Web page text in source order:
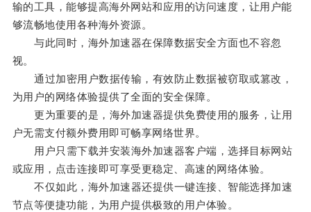
输的工具，能够提高海外网站和应用的访问速度，让用户能
够流畅地使用各种海外资源。
与此同时，海外加速器在保障数据安全方面也不容忽
视。
通过加密用户数据传输，有效防止数据被窃取或篡改，
为用户的网络体验提供了全面的安全保障。
更为重要的是，海外加速器提供免费使用的服务，让用
户无需支付额外费用即可畅享网络世界。
用户只需下载并安装海外加速器客户端，选择目标网站
或应用，点击连接即可享受更稳定、高速的网络体验。
不仅如此，海外加速器还提供一键连接、智能选择加速
节点等便捷功能，为用户提供极致的用户体验。